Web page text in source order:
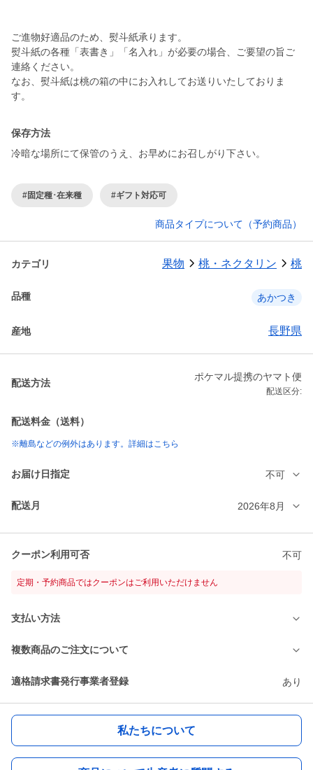
ご進物好適品のため、熨斗紙承ります。
熨斗紙の各種「表書き」「名入れ」が必要の場合、ご要望の旨ご
連絡ください。
なお、熨斗紙は桃の箱の中にお入れしてお送りいたしておりま
す。
保存方法
冷暗な場所にて保管のうえ、お早めにお召しがり下さい。
#固定種･在来種 #ギフト対応可
商品タイプについて（予約商品）
カテゴリ 果物 桃・ネクタリン 桃
品種 あかつき
産地 長野県
配送方法
ポケマル提携のヤマト便
配送区分:
配送料金（送料）
※離島などの例外はあります。詳細はこちら
お届け日指定 不可
配送月 2026年8月
クーポン利用可否 不可
定期・予約商品ではクーポンはご利用いただけません
支払い方法
複数商品のご注文について
適格請求書発行事業者登録 あり
私たちについて